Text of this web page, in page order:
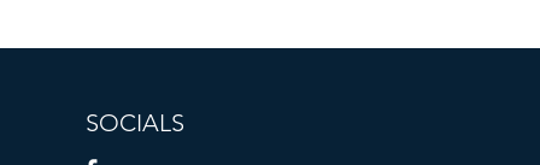
SOCIALS